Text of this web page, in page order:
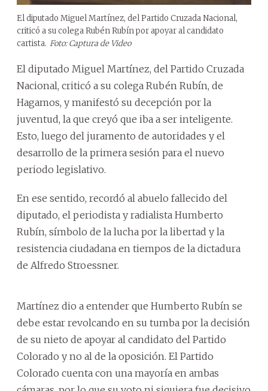
El diputado Miguel Martínez, del Partido Cruzada Nacional,
criticó a su colega Rubén Rubín por apoyar al candidato
cartista. Foto: Captura de Video
El diputado Miguel Martínez, del Partido Cruzada
Nacional, criticó a su colega Rubén Rubín, de
Hagamos, y manifestó su decepción por la
juventud, la que creyó que iba a ser inteligente.
Esto, luego del juramento de autoridades y el
desarrollo de la primera sesión para el nuevo
periodo legislativo.
En ese sentido, recordó al abuelo fallecido del
diputado, el periodista y radialista Humberto
Rubín, símbolo de la lucha por la libertad y la
resistencia ciudadana en tiempos de la dictadura
de Alfredo Stroessner.
Martínez dio a entender que Humberto Rubín se
debe estar revolcando en su tumba por la decisión
de su nieto de apoyar al candidato del Partido
Colorado y no al de la oposición. El Partido
Colorado cuenta con una mayoría en ambas